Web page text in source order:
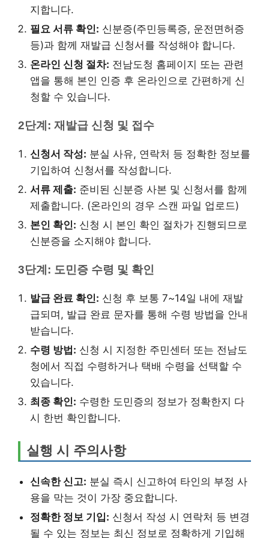
지합니다.
필요 서류 확인: 신분증(주민등록증, 운전면허증
등)과 함께 재발급 신청서를 작성해야 합니다.
온라인 신청 절차: 전남도청 홈페이지 또는 관련
앱을 통해 본인 인증 후 온라인으로 간편하게 신
청할 수 있습니다.
2단계: 재발급 신청 및 접수
신청서 작성: 분실 사유, 연락처 등 정확한 정보를
기입하여 신청서를 작성합니다.
서류 제출: 준비된 신분증 사본 및 신청서를 함께
제출합니다. (온라인의 경우 스캔 파일 업로드)
본인 확인: 신청 시 본인 확인 절차가 진행되므로
신분증을 소지해야 합니다.
3단계: 도민증 수령 및 확인
발급 완료 확인: 신청 후 보통 7~14일 내에 재발
급되며, 발급 완료 문자를 통해 수령 방법을 안내
받습니다.
수령 방법: 신청 시 지정한 주민센터 또는 전남도
청에서 직접 수령하거나 택배 수령을 선택할 수
있습니다.
최종 확인: 수령한 도민증의 정보가 정확한지 다
시 한번 확인합니다.
실행 시 주의사항
신속한 신고: 분실 즉시 신고하여 타인의 부정 사
용을 막는 것이 가장 중요합니다.
정확한 정보 기입: 신청서 작성 시 연락처 등 변경
될 수 있는 정보는 최신 정보로 정확하게 기입해